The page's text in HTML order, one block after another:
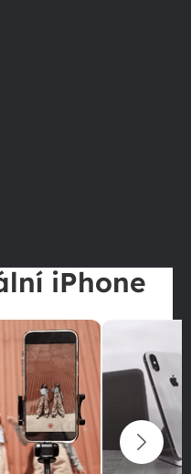
iPhone